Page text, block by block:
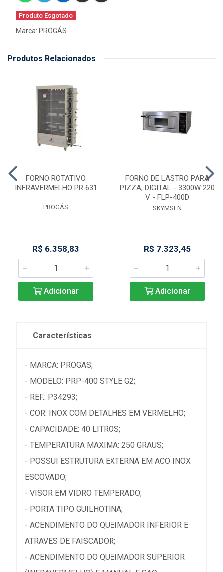
Produto Esgotado
Marca: PROGÁS
Produtos Relacionados
FORNO ROTATIVO
INFRAVERMELHO PR 631
PROGÁS
R$ 6.358,83
Adicionar
FORNO DE LASTRO PARA
PIZZA, DIGITAL - 3300W 220
V - FLP-400D
SKYMSEN
R$ 7.323,45
Adicionar
Características
- MARCA: PROGAS;
- MODELO: PRP-400 STYLE G2;
- REF.: P34293;
- COR: INOX COM DETALHES EM VERMELHO;
- CAPACIDADE: 40 LITROS;
- TEMPERATURA MAXIMA: 250 GRAUS;
- POSSUI ESTRUTURA EXTERNA EM ACO INOX
ESCOVADO;
- VISOR EM VIDRO TEMPERADO;
- PORTA TIPO GUILHOTINA;
- ACENDIMENTO DO QUEIMADOR INFERIOR E
ATRAVES DE FAISCADOR;
- ACENDIMENTO DO QUEIMADOR SUPERIOR